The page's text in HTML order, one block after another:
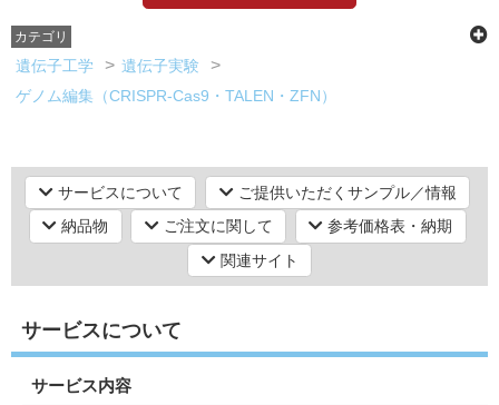
カテゴリ
遺伝子工学
遺伝子実験
ゲノム編集（CRISPR-Cas9・TALEN・ZFN）
サービスについて
ご提供いただくサンプル／情報
納品物
ご注文に関して
参考価格表・納期
関連サイト
サービスについて
サービス内容
メーカー別索引
販売元別索引
研究機器オンライン
実験フローガイド